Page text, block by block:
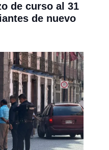
de curso al 31
de nuevo